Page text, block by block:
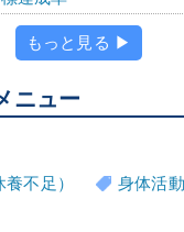
もっと見る ▶
ニュー
不足）
身体活